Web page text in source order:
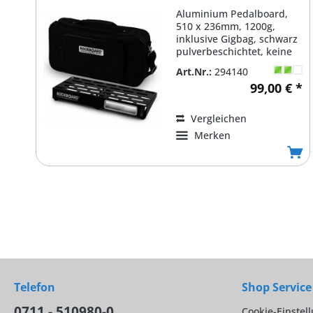
Aluminium Pedalboard,
510 x 236mm, 1200g,
inklusive Gigbag, schwarz
pulverbeschichtet, keine
optimiert...
Art.Nr.: 294140
99,00 € *
Vergleichen
Merken
Telefon Shop Service